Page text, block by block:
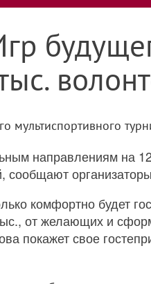
направлениям на
сообщают
комфортно будет
от желающих и
покажет свое